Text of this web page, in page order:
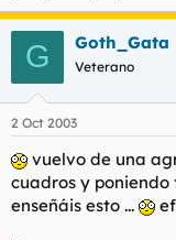
G Goth_Gata
Veterano
2 Oct 2003
vuelvo de una
cuadros y
enseñáis esto ...